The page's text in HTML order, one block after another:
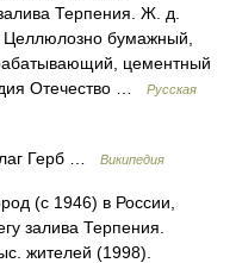
Терпения. Ж. д.
Целлюлозно бумажный,
цементный
Отечество …
Русская
Герб … Википедия
(с 1946) в России,
залива Терпения.
жителей (1998).